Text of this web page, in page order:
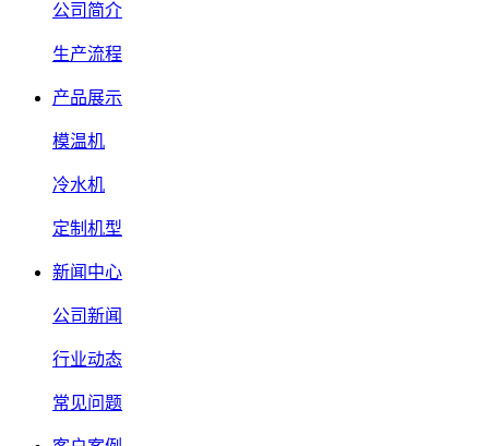
公司简介
生产流程
产品展示
模温机
冷水机
定制机型
新闻中心
公司新闻
行业动态
常见问题